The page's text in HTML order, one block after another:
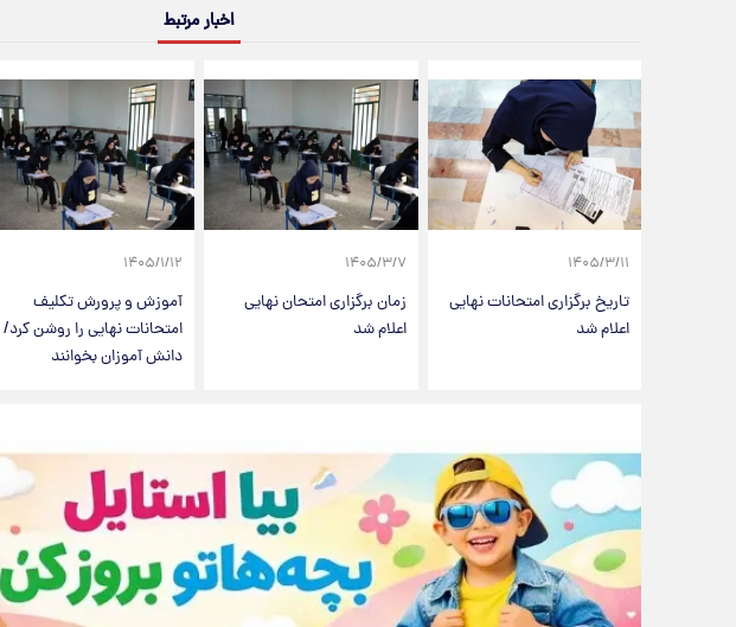
اخبار مرتبط
۱۴۰۵/۳/۱۱
تاریخ برگزاری امتحانات نهایی
اعلام شد
۱۴۰۵/۳/۷
زمان برگزاری امتحان نهایی
اعلام شد
۱۴۰۵/۱/۱۲
آموزش و پرورش تکلیف
امتحانات نهایی را روشن کرد/
دانش آموزان بخوانند